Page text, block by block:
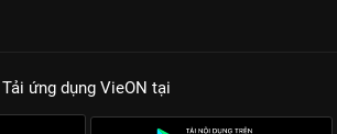
Tải ứng dụng VieON tại